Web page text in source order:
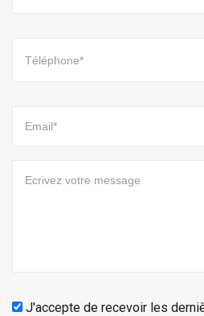
J'accepte de recevoir les